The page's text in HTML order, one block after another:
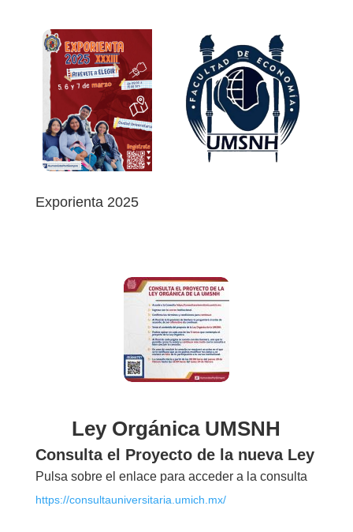
Exporienta 2025
Ley Orgánica UMSNH
Consulta el Proyecto de la nueva Ley
Pulsa sobre el enlace para acceder a la consulta
https://consultauniversitaria.umich.mx/